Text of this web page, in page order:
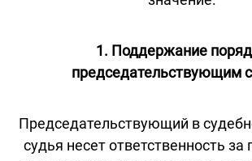
1. Поддержание
председательствующим
Председательствующий в
судья несет ответственность